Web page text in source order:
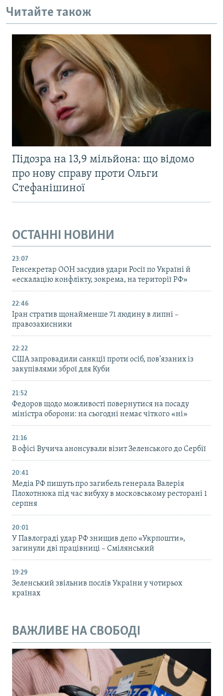
Читайте також
Підозра на 13,9 мільйона: що відомо
про нову справу проти Ольги
Стефанішиної
ОСТАННІ НОВИНИ
23:07
Генсекретар ООН засудив удари Росії по Україні й
«ескалацію конфлікту, зокрема, на території РФ»
22:46
Іран стратив щонайменше 71 людину в липні –
правозахисники
22:22
США запровадили санкції проти осіб, пов’язаних із
закупівлями зброї для Куби
21:52
Федоров щодо можливості повернутися на посаду
міністра оборони: на сьогодні немає чіткого «ні»
21:16
В офісі Вучича анонсували візит Зеленського до Сербії
20:41
Медіа РФ пишуть про загибель генерала Валерія
Плохотнюка під час вибуху в московському ресторані 1
серпня
20:01
У Павлограді удар РФ знищив депо «Укрпошти»,
загинули дві працівниці – Смілянський
19:29
Зеленський звільнив послів України у чотирьох
країнах
ВАЖЛИВЕ НА СВОБОДІ